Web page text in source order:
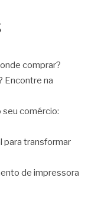
comprar?
Encontre na
comércio:
para transformar
de impressora